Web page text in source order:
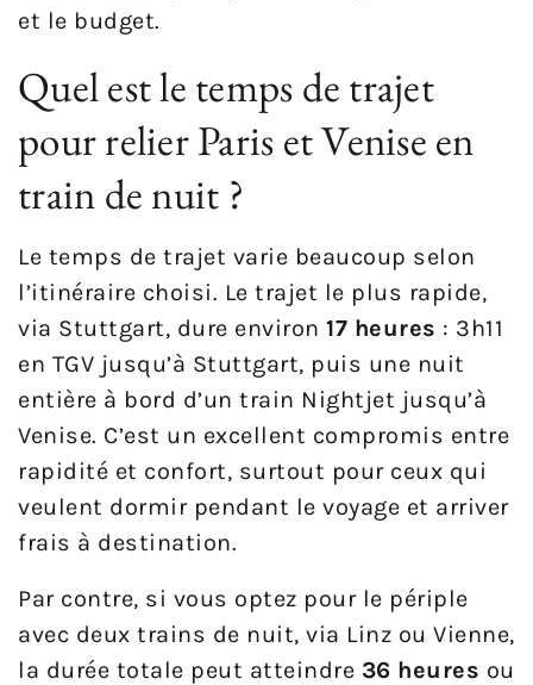
et le budget.
Quel est le temps de trajet
pour relier Paris et Venise en
train de nuit ?
Le temps de trajet varie beaucoup selon
l’itinéraire choisi. Le trajet le plus rapide,
via Stuttgart, dure environ 17 heures : 3h11
en TGV jusqu’à Stuttgart, puis une nuit
entière à bord d’un train Nightjet jusqu’à
Venise. C’est un excellent compromis entre
rapidité et confort, surtout pour ceux qui
veulent dormir pendant le voyage et arriver
frais à destination.
Par contre, si vous optez pour le périple
avec deux trains de nuit, via Linz ou Vienne,
la durée totale peut atteindre 36 heures ou